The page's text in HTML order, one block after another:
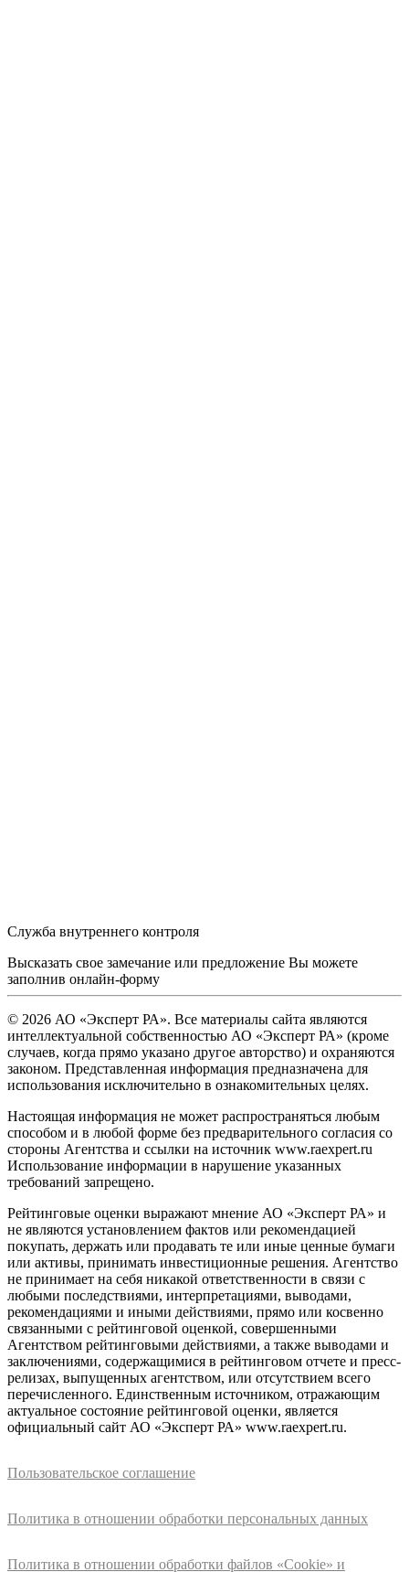
Служба внутреннего контроля
Высказать свое замечание или предложение Вы можете
заполнив онлайн-форму
© 2026 АО «Эксперт РА». Все материалы сайта являются
интеллектуальной собственностью АО «Эксперт РА» (кроме
случаев, когда прямо указано другое авторство) и охраняются
законом. Представленная информация предназначена для
использования исключительно в ознакомительных целях.
Настоящая информация не может распространяться любым
способом и в любой форме без предварительного согласия со
стороны Агентства и ссылки на источник www.raexpert.ru
Использование информации в нарушение указанных
требований запрещено.
Рейтинговые оценки выражают мнение АО «Эксперт РА» и
не являются установлением фактов или рекомендацией
покупать, держать или продавать те или иные ценные бумаги
или активы, принимать инвестиционные решения. Агентство
не принимает на себя никакой ответственности в связи с
любыми последствиями, интерпретациями, выводами,
рекомендациями и иными действиями, прямо или косвенно
связанными с рейтинговой оценкой, совершенными
Агентством рейтинговыми действиями, а также выводами и
заключениями, содержащимися в рейтинговом отчете и пресс-
релизах, выпущенных агентством, или отсутствием всего
перечисленного. Единственным источником, отражающим
актуальное состояние рейтинговой оценки, является
официальный сайт АО «Эксперт РА» www.raexpert.ru.
Пользовательское соглашение
Политика в отношении обработки персональных данных
Политика в отношении обработки файлов «Cookie» и